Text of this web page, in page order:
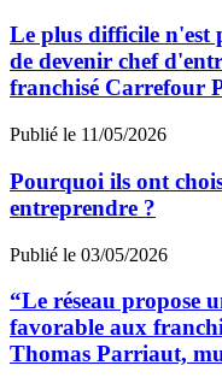
Le plus difficile n'est
de devenir chef
franchisé Carrefour
Publié le 11/05/2026
Pourquoi ils ont
entreprendre ?
Publié le 03/05/2026
“Le réseau propose
favorable aux
Thomas Parriaut,